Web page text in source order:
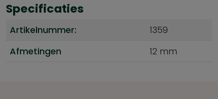
Specificaties
Artikelnummer:
1359
Afmetingen
12 mm